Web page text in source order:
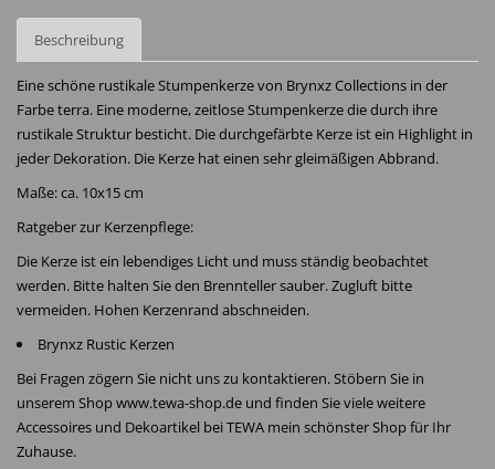
Beschreibung
Eine schöne rustikale Stumpenkerze von Brynxz Collections in der
Farbe terra. Eine moderne, zeitlose Stumpenkerze die durch ihre
rustikale Struktur besticht. Die durchgefärbte Kerze ist ein Highlight in
jeder Dekoration. Die Kerze hat einen sehr gleimäßigen Abbrand.
Maße: ca. 10x15 cm
Ratgeber zur Kerzenpflege:
Die Kerze ist ein lebendiges Licht und muss ständig beobachtet
werden. Bitte halten Sie den Brennteller sauber. Zugluft bitte
vermeiden. Hohen Kerzenrand abschneiden.
Brynxz Rustic Kerzen
Bei Fragen zögern Sie nicht uns zu kontaktieren. Stöbern Sie in
unserem Shop www.tewa-shop.de und finden Sie viele weitere
Accessoires und Dekoartikel bei TEWA mein schönster Shop für Ihr
Zuhause.